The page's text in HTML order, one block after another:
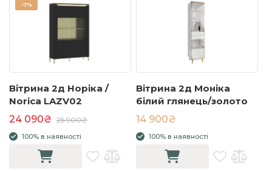
-7%
Вітрина 2д Норіка /
Norica LAZV02
24 090₴ 25 900₴
100% в наявності
Вітрина 2д Моніка
білий глянець/золото
14 900₴
100% в наявності